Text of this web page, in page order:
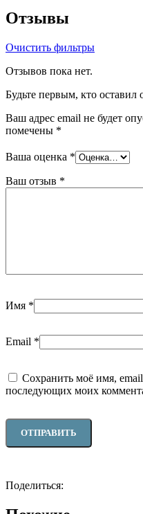
Отзывы
Очистить фильтры
Отзывов пока нет.
Будьте первым, кто оставил
Ваш адрес email не будет
помечены *
Ваша оценка *
Ваш отзыв *
Имя *
Email *
Сохранить моё имя, email
последующих моих
Поделиться: